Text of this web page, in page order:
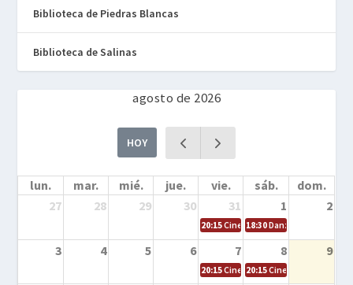
Biblioteca de Piedras Blancas
Biblioteca de Salinas
agosto de 2026
HOY
lun. mar. mié. jue. vie. sáb.
dom.
27
28 29 30 31 1 2
20:15Cine en la calle – Cómo
18:30Danza – Cita en el
3 4 5 6 7 8 9
20:15Cine en la calle – El niño y la
20:15Cine en la calle –